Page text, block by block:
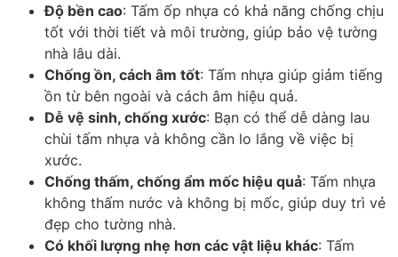
Độ bền cao: Tấm ốp nhựa có khả năng chống chịu
tốt với thời tiết và môi trường, giúp bảo vệ tường
nhà lâu dài.
Chống ồn, cách âm tốt: Tấm nhựa giúp giảm tiếng
ồn từ bên ngoài và cách âm hiệu quả.
Dễ vệ sinh, chống xước: Bạn có thể dễ dàng lau
chùi tấm nhựa và không cần lo lắng về việc bị
xước.
Chống thấm, chống ẩm mốc hiệu quả: Tấm nhựa
không thấm nước và không bị mốc, giúp duy trì vẻ
đẹp cho tường nhà.
Có khối lượng nhẹ hơn các vật liệu khác: Tấm